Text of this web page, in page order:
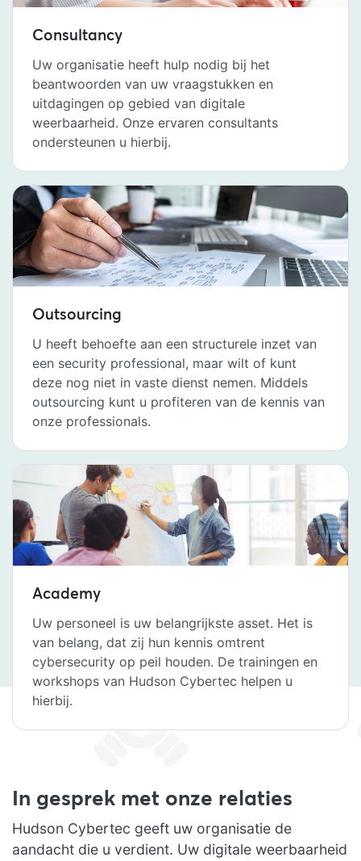
Consultancy
Uw organisatie heeft hulp nodig bij het
beantwoorden van uw vraagstukken en
uitdagingen op gebied van digitale
weerbaarheid. Onze ervaren consultants
ondersteunen u hierbij.
Outsourcing
U heeft behoefte aan een structurele inzet van
een security professional, maar wilt of kunt
deze nog niet in vaste dienst nemen. Middels
outsourcing kunt u profiteren van de kennis van
onze professionals.
Academy
Uw personeel is uw belangrijkste asset. Het is
van belang, dat zij hun kennis omtrent
cybersecurity op peil houden. De trainingen en
workshops van Hudson Cybertec helpen u
hierbij.
In gesprek met onze relaties
Hudson Cybertec geeft uw organisatie de
aandacht die u verdient. Uw digitale weerbaarheid